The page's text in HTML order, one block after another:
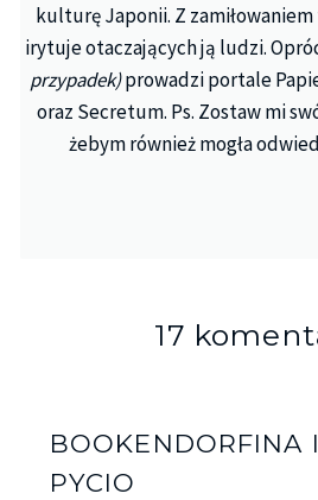
kulturę Japonii. Z
irytuje otaczających ją ludzi.
przypadek)prowadzi portale
oraz Secretum. Ps. Zostaw mi
żebym również mogła
17
BOOKENDORFINA
PYCIO